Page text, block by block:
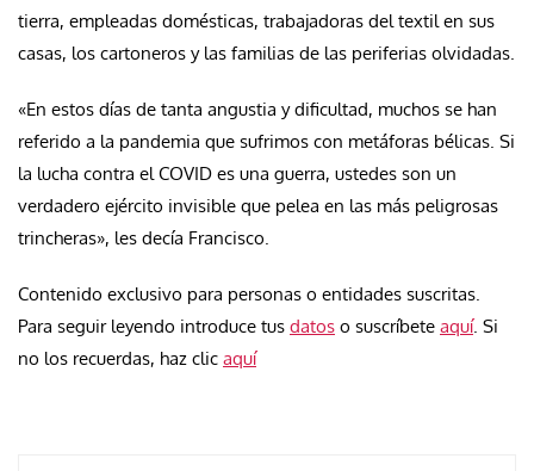
tierra, empleadas domésticas, trabajadoras del textil en sus
casas, los cartoneros y las familias de las periferias olvidadas.
«En estos días de tanta angustia y dificultad, muchos se han
referido a la pandemia que sufrimos con metáforas bélicas. Si
la lucha contra el COVID es una guerra, ustedes son un
verdadero ejército invisible que pelea en las más peligrosas
trincheras», les decía Francisco.
Contenido exclusivo para personas o entidades suscritas.
Para seguir leyendo introduce tus datos o suscríbete aquí. Si
no los recuerdas, haz clic aquí